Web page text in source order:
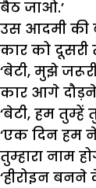
बैठ जाओ.’
उस आदमी की
कार को
‘बेटी, मुझे
कार आगे दौड़ने
‘बेटी, हम
‘एक दिन हम
तुम्हारा नाम
‘हीरोइन